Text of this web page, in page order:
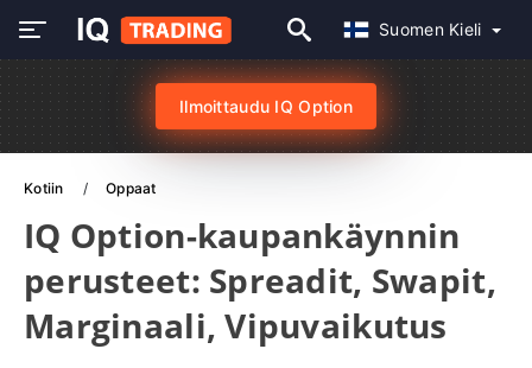
Suomen Kieli
Ilmoittaudu IQ Option
Kotiin Oppaat
IQ Option-kaupankäynnin
perusteet: Spreadit, Swapit,
Marginaali, Vipuvaikutus